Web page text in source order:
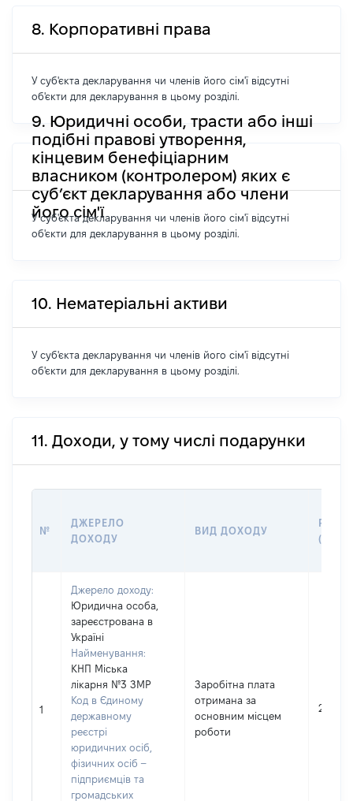
8. Корпоративні права
У суб'єкта декларування чи членів його сім'ї відсутні
об'єкти для декларування в цьому розділі.
9. Юридичні особи, трасти або інші
подібні правові утворення,
кінцевим бенефіціарним
власником (контролером) яких є
суб’єкт декларування або члени
його сім'ї
У суб'єкта декларування чи членів його сім'ї відсутні
об'єкти для декларування в цьому розділі.
10. Нематеріальні активи
У суб'єкта декларування чи членів його сім'ї відсутні
об'єкти для декларування в цьому розділі.
11. Доходи, у тому числі подарунки
№
ДЖЕРЕЛО
ДОХОДУ
ВИД ДОХОДУ
1
Джерело доходу:
Юридична особа,
зареєстрована в
Україні
Найменування:
КНП Міська
лікарня №3 ЗМР
Код в Єдиному
державному
реєстрі
юридичних осіб,
фізичних осіб –
підприємців та
громадських
Заробітна плата
отримана за
основним місцем
роботи
261773